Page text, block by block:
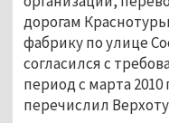
дорогам
фабрику по улице
согласился с
период с марта 2010
перечислил